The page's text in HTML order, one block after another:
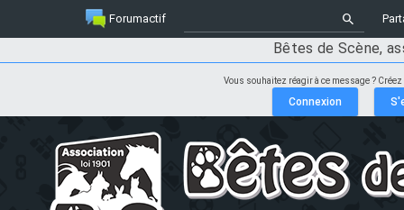
Forumactif
Bêtes de Scène,
Vous souhaitez réagir à ce message ?